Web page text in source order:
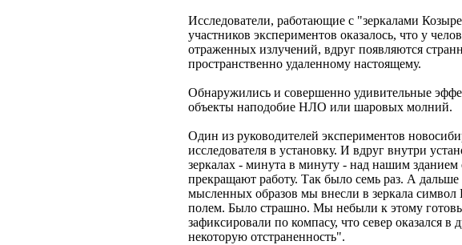
Исследователи, работающие с "зеркалами
участников экспериментов оказалось, что у
отраженных излучений, вдруг появляются
пространственно удаленному настоящему.
Обнаружились и совершенно удивительные
объекты наподобие НЛО или шаровых молний.
Один из руководителей экспериментов
исследователя в установку. И вдруг внутри
зеркалах - минута в минуту - над нашим зданием
прекращают работу. Так было семь раз. А
мысленных образов мы внесли в зеркала
полем. Было страшно. Мы небыли к этому
зафиксировали по компасу, что север оказался
некоторую отстраненность".